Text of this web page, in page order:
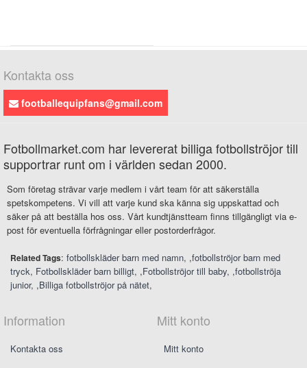
Kontakta oss
footballequipfans@gmail.com
Fotbollmarket.com har levererat billiga fotbollströjor till
supportrar runt om i världen sedan 2000.
Som företag strävar varje medlem i vårt team för att säkerställa
spetskompetens. Vi vill att varje kund ska känna sig uppskattad och
säker på att beställa hos oss. Vårt kundtjänstteam finns tillgängligt via e-
post för eventuella förfrågningar eller postorderfrågor.
Related Tags: fotbollskläder barn med namn ,fotbollströjor barn med
tryck Fotbollskläder barn billigt ,Fotbollströjor till baby ,fotbollströja
junior ,Billiga fotbollströjor på nätet
Information
Kontakta oss
Mitt konto
Mitt konto